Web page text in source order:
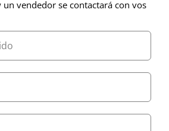
un vendedor se contactará con vos